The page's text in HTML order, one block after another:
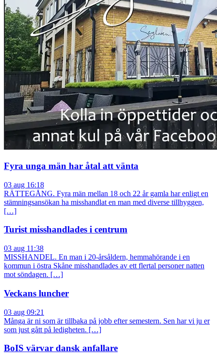
Fyra unga män har åtal att vänta
03 aug 16:18
RÄTTEGÅNG. Fyra män mellan 18 och 22 år gamla har enligt en
stämningsansökan ha misshandlat en man med diverse tillhyggen,
[…]
Turist misshandlades i centrum
03 aug 11:38
MISSHANDEL. En man i 20-årsåldern, hemmahörande i en
kommun i östra Skåne misshandlades av ett flertal personer natten
mot söndagen. […]
Veckans luncher
03 aug 09:21
Många är ni som är tillbaka på jobb efter semestern. Sen har vi ju er
som just gått på ledigheten. […]
BoIS värvar dansk anfallare